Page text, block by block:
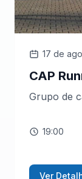
17 de
CAP
Grupo de
19:00
Ver